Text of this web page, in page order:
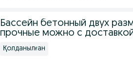
Бассейн бетонный двух
прочные можно с
Қолданылған